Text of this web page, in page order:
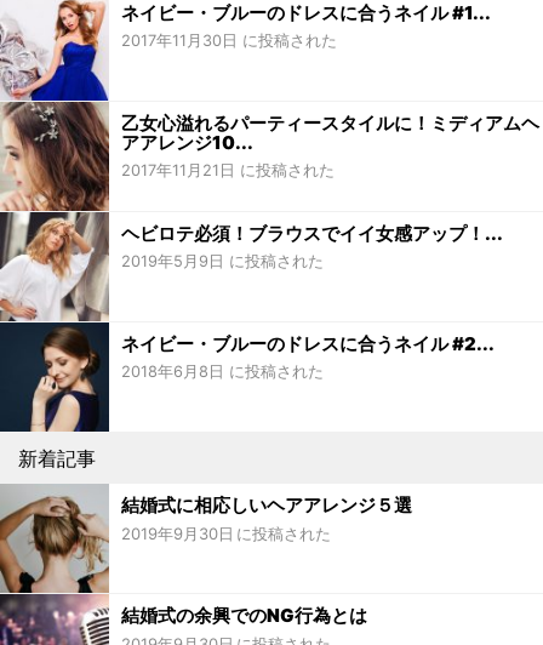
ネイビー・ブルーのドレスに合うネイル #1...
2017年11月30日 に投稿された
乙女心溢れるパーティースタイルに！ミディアムヘ
アアレンジ10...
2017年11月21日 に投稿された
ヘビロテ必須！ブラウスでイイ女感アップ！...
2019年5月9日 に投稿された
ネイビー・ブルーのドレスに合うネイル #2...
2018年6月8日 に投稿された
新着記事
結婚式に相応しいヘアアレンジ５選
2019年9月30日
結婚式の余興でのNG行為とは